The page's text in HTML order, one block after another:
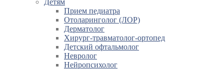
Детям
Прием педиатра
Отоларинголог (ЛОР)
Дерматолог
Хирург-травматолог-ортопед
Детский офтальмолог
Невролог
Нейропсихолог